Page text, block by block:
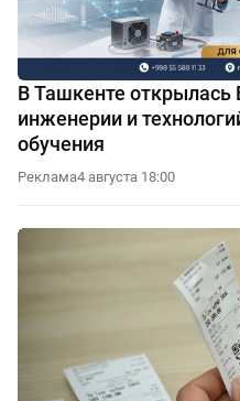
В Ташкенте
инженерии и
обучения
Реклама4 августа 18:00